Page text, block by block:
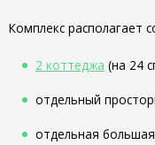
Комплекс располагает
2 коттеджа (на 24
отдельный
отдельная большая